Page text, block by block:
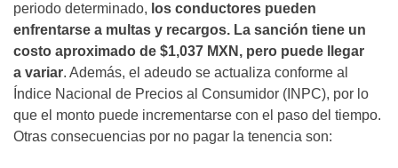
periodo determinado, los conductores pueden
enfrentarse a multas y recargos. La sanción tiene un
costo aproximado de $1,037 MXN, pero puede llegar
a variar. Además, el adeudo se actualiza conforme al
Índice Nacional de Precios al Consumidor (INPC), por lo
que el monto puede incrementarse con el paso del tiempo.
Otras consecuencias por no pagar la tenencia son: